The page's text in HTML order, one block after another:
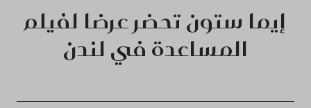
إيما ستون تحضر عرضا لفيلم
المساعدة في لندن